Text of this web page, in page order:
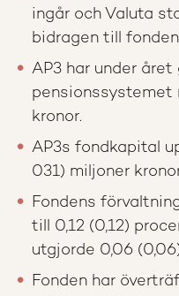
ingår och Valuta
bidragen till
AP3 har under
pensionssystemet
kronor.
AP3s fondkapital
031) miljoner
Fondens
till 0,12 (0,12)
utgjorde 0,06
Fonden har